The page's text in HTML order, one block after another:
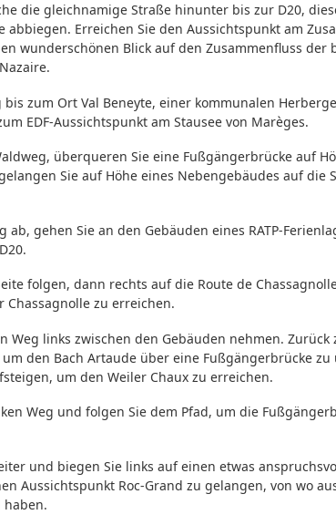
die gleichnamige Straße hinunter bis zur D20,
abbiegen. Erreichen Sie den Aussichtspunkt am
wunderschönen Blick auf den Zusammenfluss der
zum Ort Val Beneyte, einer kommunalen
EDF-Aussichtspunkt am Stausee von Marèges.
überqueren Sie eine Fußgängerbrücke auf
Sie auf Höhe eines Nebengebäudes auf die
ab, gehen Sie an den Gebäuden eines RATP-
folgen, dann rechts auf die Route de
zu erreichen.
Weg links zwischen den Gebäuden nehmen.
den Bach Artaude über eine Fußgängerbrücke
um den Weiler Chaux zu erreichen.
Weg und folgen Sie dem Pfad, um die
und biegen Sie links auf einen etwas
Aussichtspunkt Roc-Grand zu gelangen, von wo
haben.